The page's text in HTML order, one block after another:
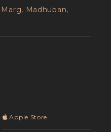
Madhuban,
Apple Store